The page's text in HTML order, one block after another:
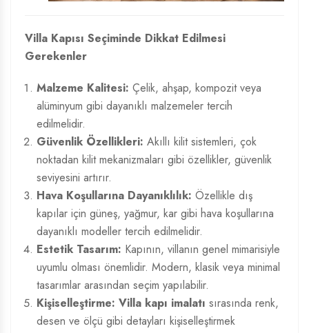
Villa Kapısı Seçiminde Dikkat Edilmesi
Gerekenler
Malzeme Kalitesi: Çelik, ahşap, kompozit veya
alüminyum gibi dayanıklı malzemeler tercih
edilmelidir.
Güvenlik Özellikleri: Akıllı kilit sistemleri, çok
noktadan kilit mekanizmaları gibi özellikler, güvenlik
seviyesini artırır.
Hava Koşullarına Dayanıklılık: Özellikle dış
kapılar için güneş, yağmur, kar gibi hava koşullarına
dayanıklı modeller tercih edilmelidir.
Estetik Tasarım: Kapının, villanın genel mimarisiyle
uyumlu olması önemlidir. Modern, klasik veya minimal
tasarımlar arasından seçim yapılabilir.
Kişiselleştirme: Villa kapı imalatı sırasında renk,
desen ve ölçü gibi detayları kişiselleştirmek